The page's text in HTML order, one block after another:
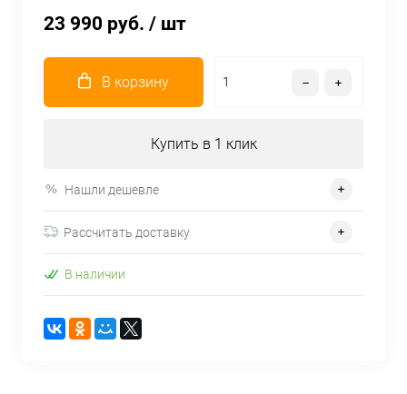
23 990 руб. / шт
В корзину
Купить в 1 клик
Нашли дешевле
Рассчитать доставку
В наличии